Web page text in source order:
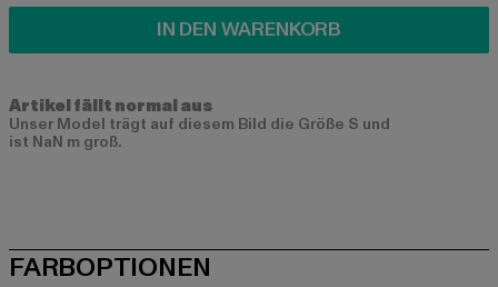
IN DEN WARENKORB
Artikel fällt normal aus
Unser Model trägt auf diesem Bild die Größe S und
ist NaN m groß.
FARBOPTIONEN